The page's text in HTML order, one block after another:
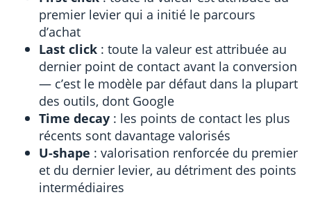
premier levier qui a initié le parcours
d’achat
Last click : toute la valeur est attribuée au
dernier point de contact avant la conversion
— c’est le modèle par défaut dans la plupart
des outils, dont Google
Time decay : les points de contact les plus
récents sont davantage valorisés
U-shape : valorisation renforcée du premier
et du dernier levier, au détriment des points
intermédiaires